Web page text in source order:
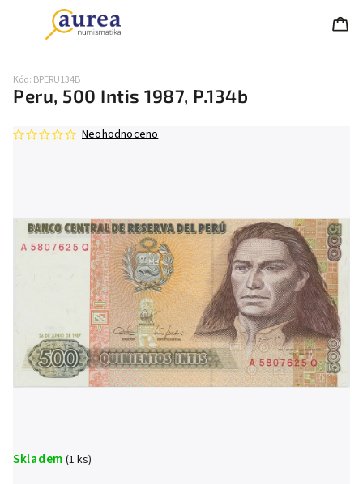
Peru, 500 Intis 1987, P.134b
Kód: BPERU134B
Neohodnoceno
Skladem (1 ks)